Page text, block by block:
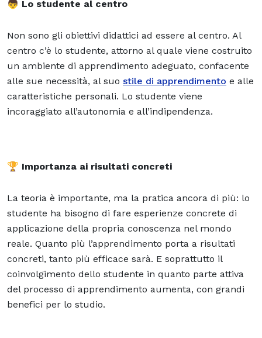
👦 Lo studente al centro
Non sono gli obiettivi didattici ad essere al centro. Al
centro c’è lo studente, attorno al quale viene costruito
un ambiente di apprendimento adeguato, confacente
alle sue necessità, al suo stile di apprendimento e alle
caratteristiche personali. Lo studente viene
incoraggiato all’autonomia e all’indipendenza.
🏆 Importanza ai risultati concreti
La teoria è importante, ma la pratica ancora di più: lo
studente ha bisogno di fare esperienze concrete di
applicazione della propria conoscenza nel mondo
reale. Quanto più l’apprendimento porta a risultati
concreti, tanto più efficace sarà. E soprattutto il
coinvolgimento dello studente in quanto parte attiva
del processo di apprendimento aumenta, con grandi
benefici per lo studio.